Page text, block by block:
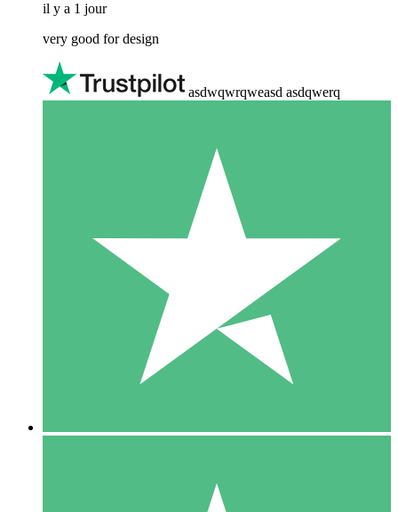
il y a 1 jour
very good for design
asdwqwrqweasd asdqwerq